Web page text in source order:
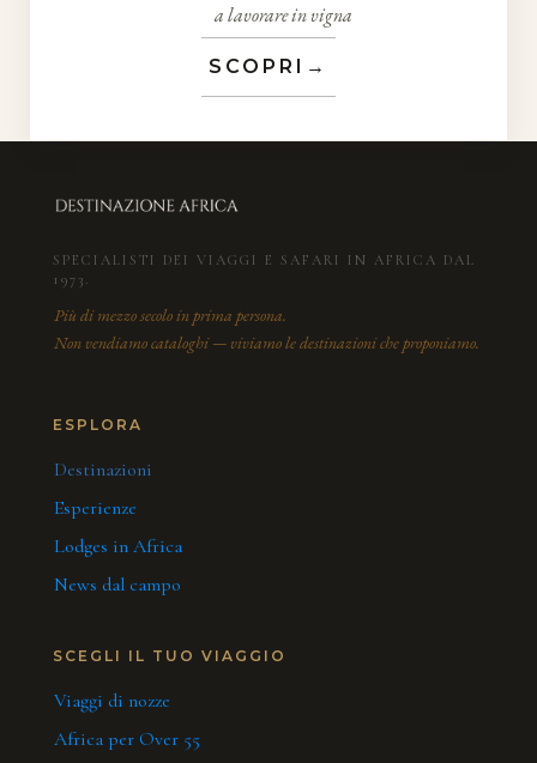
a lavorare in vigna
SCOPRI →
SPECIALISTI DEI VIAGGI E SAFARI IN AFRICA DAL
1973.
Più di mezzo secolo in prima persona.
Non vendiamo cataloghi — viviamo le destinazioni che proponiamo.
ESPLORA
Destinazioni
Esperienze
Lodges in Africa
News dal campo
SCEGLI IL TUO VIAGGIO
Viaggi di nozze
Africa per Over 55